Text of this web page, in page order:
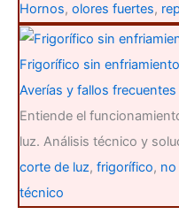
Hornos, olores fuertes,
Frigorífico sin
Averías y fallos frecuentes
Entiende el
luz. Análisis técnico y
corte de luz, frigorífico, no
técnico